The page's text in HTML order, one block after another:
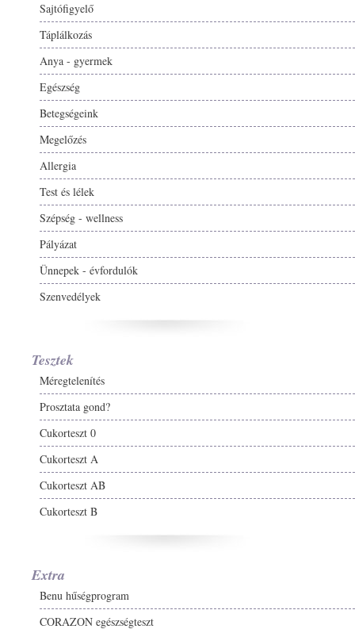
Sajtófigyelő
Táplálkozás
Anya - gyermek
Egészség
Betegségeink
Megelőzés
Allergia
Test és lélek
Szépség - wellness
Pályázat
Ünnepek - évfordulók
Szenvedélyek
Tesztek
Méregtelenítés
Prosztata gond?
Cukorteszt 0
Cukorteszt A
Cukorteszt AB
Cukorteszt B
Extra
Benu hűségprogram
CORAZON egészségteszt